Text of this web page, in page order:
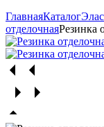
ГлавнаяКаталог
отделочнаяРезинка